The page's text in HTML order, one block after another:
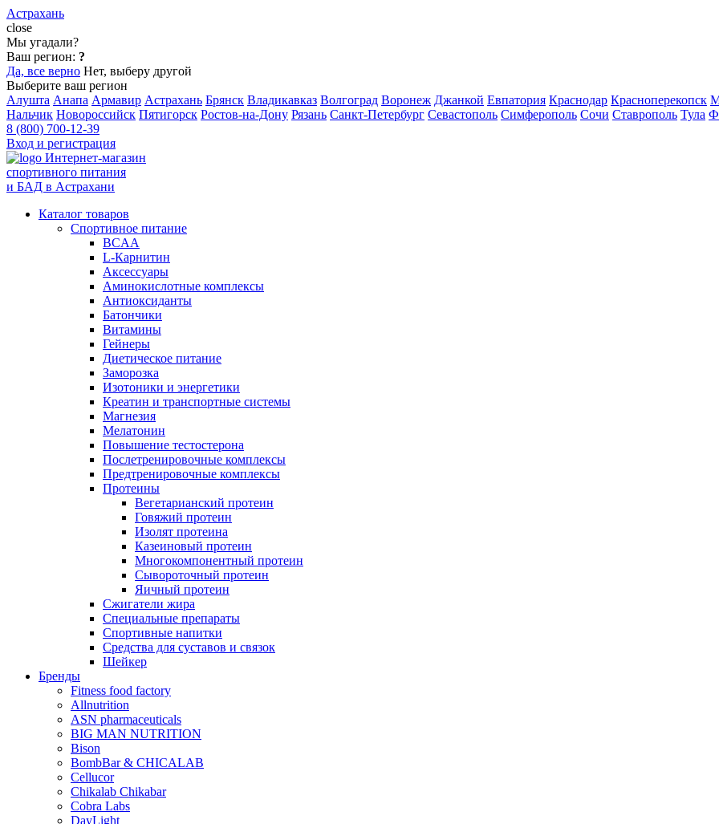
Астрахань
close
Мы угадали?
Ваш регион: ?
Да, все верно Нет, выберу другой
Выберите ваш регион
Алушта Анапа Армавир Астрахань Брянск Владикавказ Волгоград Воронеж Джанкой Евпатория Краснодар Красноперекопск
Нальчик Новороссийск Пятигорск Ростов-на-Дону Рязань Санкт-Петербург Севастополь Симферополь Сочи Ставрополь Тула
8 (800) 700-12-39
Вход и регистрация
Интернет-магазин
спортивного питания
и БАД в Астрахани
Каталог товаров
Спортивное питание
BCAA
L-Карнитин
Аксессуары
Аминокислотные комплексы
Антиоксиданты
Батончики
Витамины
Гейнеры
Диетическое питание
Заморозка
Изотоники и энергетики
Креатин и транспортные системы
Магнезия
Мелатонин
Повышение тестостерона
Послетренировочные комплексы
Предтренировочные комплексы
Протеины
Вегетарианский протеин
Говяжий протеин
Изолят протеина
Казеиновый протеин
Многокомпонентный протеин
Сывороточный протеин
Яичный протеин
Сжигатели жира
Специальные препараты
Спортивные напитки
Средства для суставов и связок
Шейкер
Бренды
Fitness food factory
Allnutrition
ASN pharmaceuticals
BIG MAN NUTRITION
Bison
BombBar & CHICALAB
Cellucor
Chikalab Chikabar
Cobra Labs
DayLight